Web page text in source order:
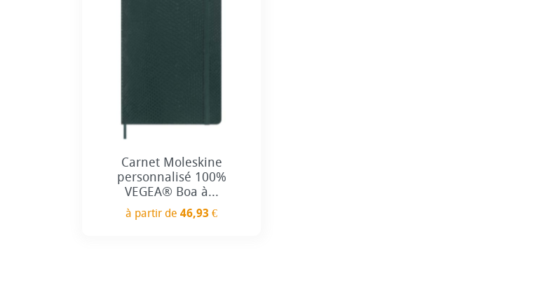
Carnet Moleskine
personnalisé 100%
VEGEA® Boa à...
à partir de 46,93 €